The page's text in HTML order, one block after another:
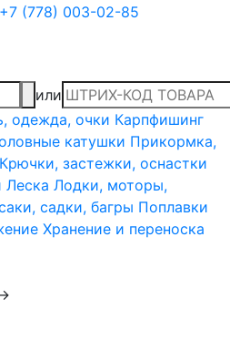
+7 (778) 003-02-85
или
одежда, очки Карпфишинг
катушки Прикормка,
Крючки, застежки, оснастки
Леска Лодки, моторы,
садки, багры Поплавки
Хранение и переноска